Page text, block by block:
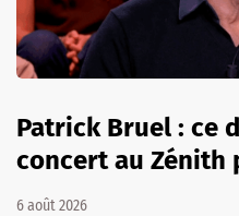
Patrick Bruel : ce
concert au Zénith
6 août 2026